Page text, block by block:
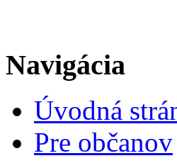
Navigácia
Úvodná
Pre občanov